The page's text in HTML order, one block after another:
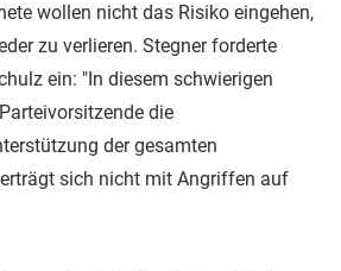
wollen nicht das Risiko eingehen,
zu verlieren. Stegner forderte
ein: "In diesem schwierigen
die
der gesamten
sich nicht mit Angriffen auf